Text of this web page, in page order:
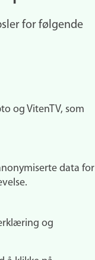
for følgende
og VitenTV, som
data for
og